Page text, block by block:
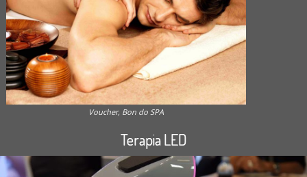
Voucher, Bon do SPA
Terapia LED